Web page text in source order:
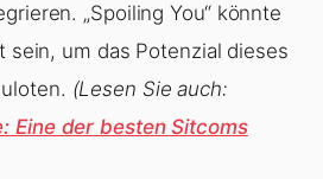
„Spoiling You“ könnte
sein, um das Potenzial dieses
(Lesen Sie auch:
Eine der besten Sitcoms